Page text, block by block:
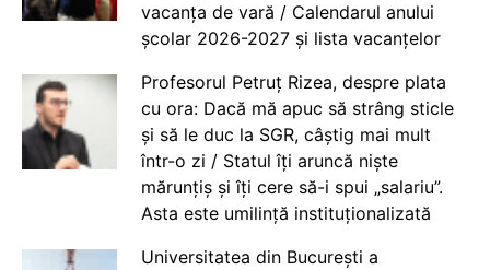
vacanța de vară / Calendarul anului
școlar 2026-2027 și lista vacanțelor
Profesorul Petruț Rizea, despre plata
cu ora: Dacă mă apuc să strâng sticle
și să le duc la SGR, câștig mai mult
într-o zi / Statul îți aruncă niște
mărunțiș și îți cere să-i spui „salariu”.
Asta este umilință instituționalizată
Universitatea din București a